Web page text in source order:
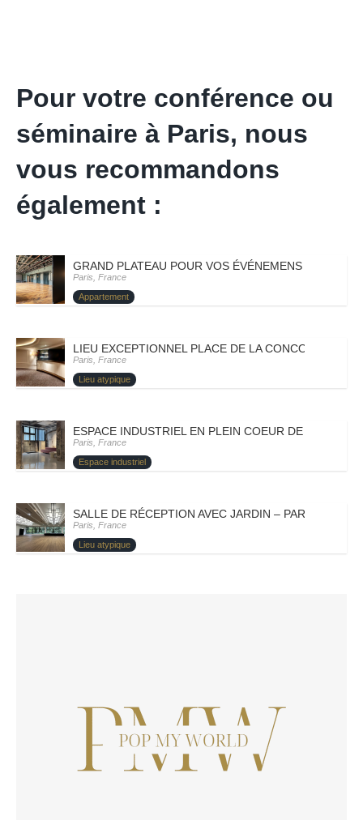
Pour votre conférence ou
séminaire à Paris, nous
vous recommandons
également :
GRAND PLATEAU POUR VOS ÉVÉNEMENS – PARIS
Paris, France
Appartement
LIEU EXCEPTIONNEL PLACE DE LA CONCORDE –
Paris, France
Lieu atypique
ESPACE INDUSTRIEL EN PLEIN COEUR DE PARIS –
Paris, France
Espace industriel
SALLE DE RÉCEPTION AVEC JARDIN – PARIS XII-
Paris, France
Lieu atypique